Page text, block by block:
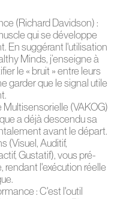
(Richard Davidson) :
qui se développe
En suggérant l'utilisation
Minds, j’enseigne à
le « bruit » entre leurs
garder que le signal utile
Multisensorielle (VAKOG)
a déjà descendu sa
avant le départ.
(Visuel, Auditif,
Gustatif), vous pré-
rendant l'exécution réelle
: C'est l'outil